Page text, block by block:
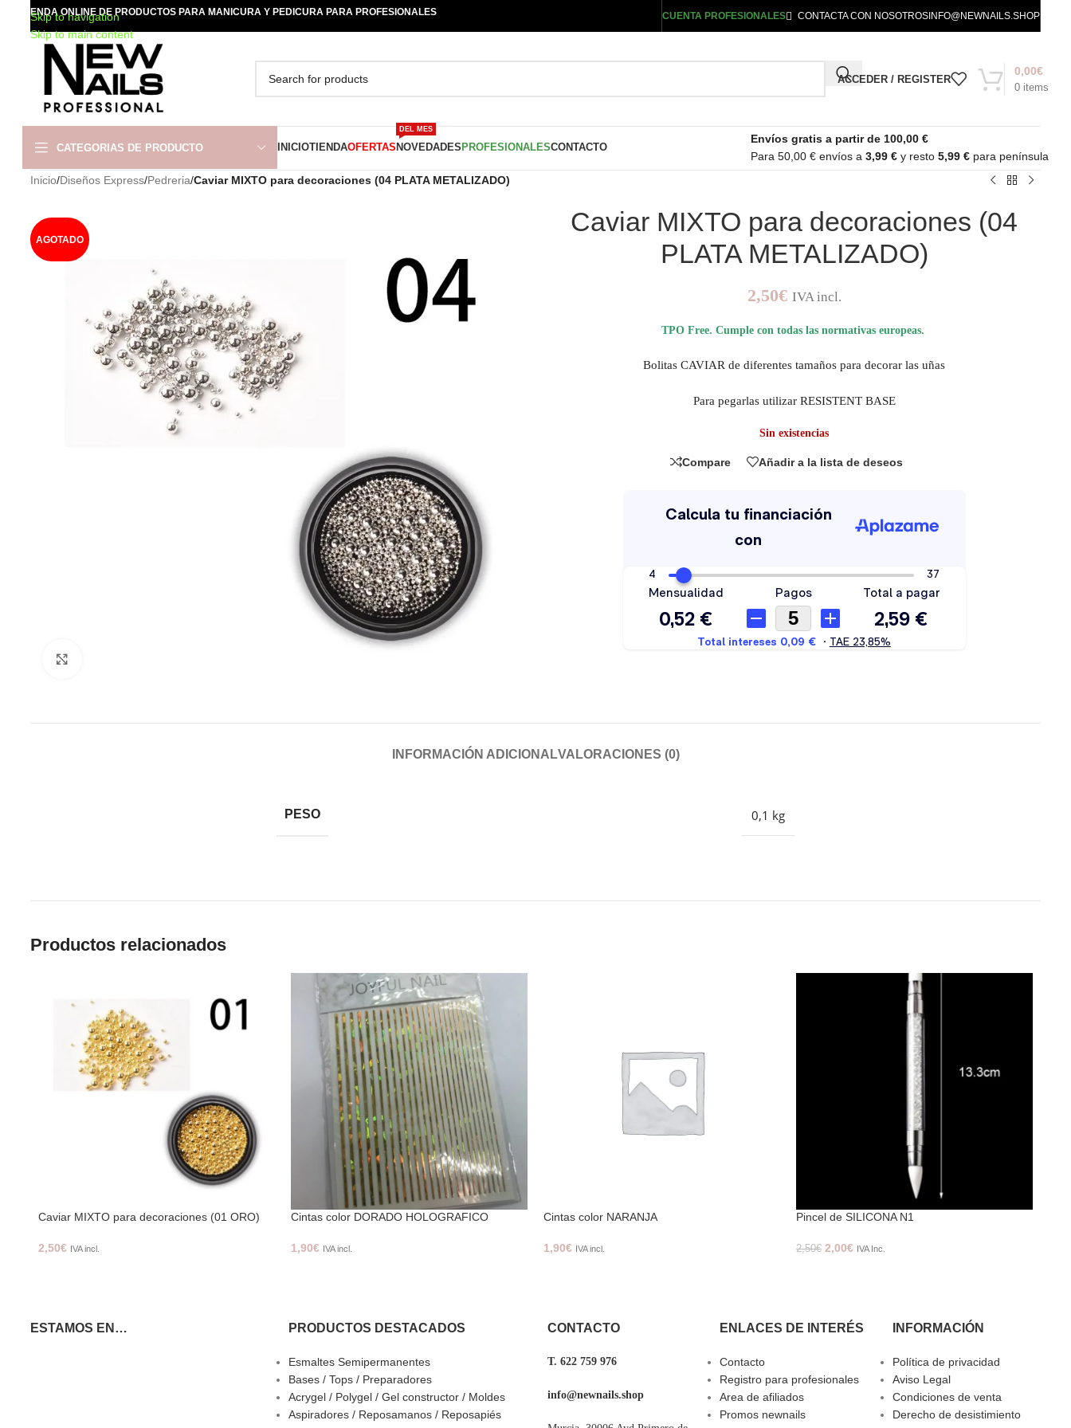
Skip to navigation
Skip to main content
TIENDA ONLINE DE PRODUCTOS PARA MANICURA Y PEDICURA PARA PROFESIONALES CUENTA PROFESIONALES CONTACTA CON NOSOTROS INFO@NEWNAILS.SHOP
ACCEDER / REGISTER
0 items
0,00€
CATEGORIAS DE PRODUCTO INICIOTIENDAOFERTAS NOVEDADES
DEL MES
PROFESIONALESCONTACTO
Envíos gratis a partir de 100,00 €
Para 50,00 € envíos a3,99 € y resto5,99 € para península
Inicio/Diseños Express/Pedreria/Caviar MIXTO para decoraciones (04 PLATA METALIZADO)
AGOTADO
Caviar MIXTO para decoraciones (04
PLATA METALIZADO)
2,50€ IVA incl.
TPO Free. Cumple con todas las normativas europeas.
Bolitas CAVIAR de diferentes tamaños para decorar las uñas
Para pegarlas utilizar RESISTENT BASE
Sin existencias
Compare Añadir a la lista de deseos
INFORMACIÓN ADICIONALVALORACIONES (0)
PESO 0,1 kg
Productos relacionados
Caviar MIXTO para decoraciones (01 ORO)
2,50€ IVA incl.
Cintas color DORADO HOLOGRAFICO
1,90€ IVA incl.
Cintas color NARANJA
1,90€ IVA incl.
Pincel de SILICONA N1
2,50€ 2,00€ IVA Inc.
ESTAMOS EN… PRODUCTOS DESTACADOS
Esmaltes Semipermanentes
Bases / Tops / Preparadores
Acrygel / Polygel / Gel constructor / Moldes
Aspiradores / Reposamanos / Reposapiés
CONTACTO
T. 622 759 976
info@newnails.shop
ENLACES DE INTERÉS
Contacto
Registro para profesionales
Area de afiliados
Promos newnails
INFORMACIÓN
Política de privacidad
Aviso Legal
Condiciones de venta
Derecho de desistimiento